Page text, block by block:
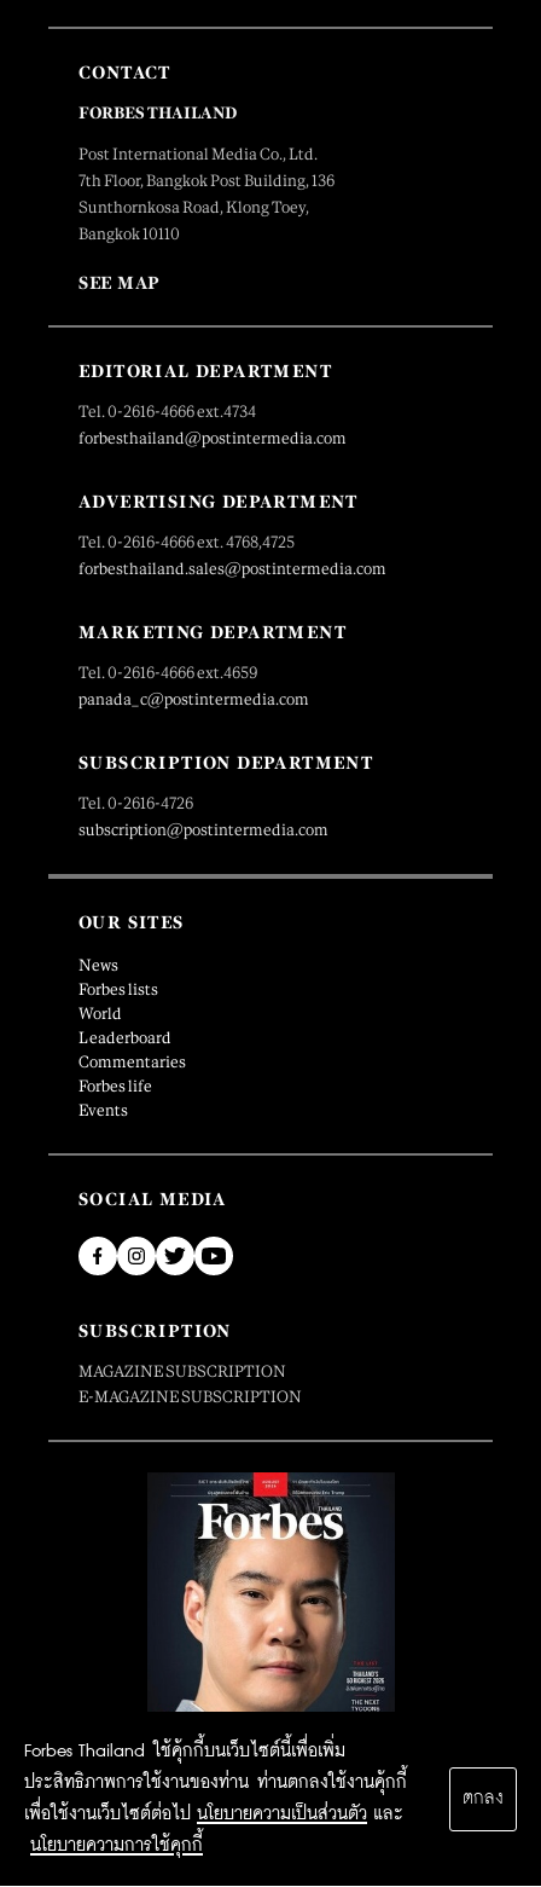
Forbes Thailand ใช้คุ้กกี้บนเว็บไซต์นี้เพื่อเพิ่ม
ประสิทธิภาพการใช้งานของท่าน ท่านตกลงใช้งานคุ้กกี้
เพื่อใช้งานเว็บไซต์ต่อไป นโยบายความเป็นส่วนตัว และ
นโยบายความการใช้คุกกี้
ตกลง
CONTACT
FORBES THAILAND
Post International Media Co., Ltd.
7th Floor, Bangkok Post Building, 136
Sunthornkosa Road, Klong Toey,
Bangkok 10110
SEE MAP
EDITORIAL DEPARTMENT
Tel. 0-2616-4666 ext.4734
forbesthailand@postintermedia.com
ADVERTISING DEPARTMENT
Tel. 0-2616-4666 ext. 4768,4725
forbesthailand.sales@postintermedia.com
MARKETING DEPARTMENT
Tel. 0-2616-4666 ext.4659
panada_c@postintermedia.com
SUBSCRIPTION DEPARTMENT
Tel. 0-2616-4726
subscription@postintermedia.com
OUR SITES
News
Forbes lists
World
Leaderboard
Commentaries
Forbes life
Events
SOCIAL MEDIA
SUBSCRIPTION
MAGAZINE SUBSCRIPTION
E-MAGAZINE SUBSCRIPTION
2015 Forbesthailand.com ALL RIGHTS RESERVED